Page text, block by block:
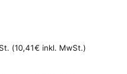
(10,41€ inkl. MwSt.)